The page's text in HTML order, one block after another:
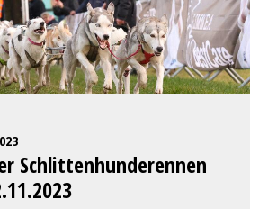
Schlittenhunderennen